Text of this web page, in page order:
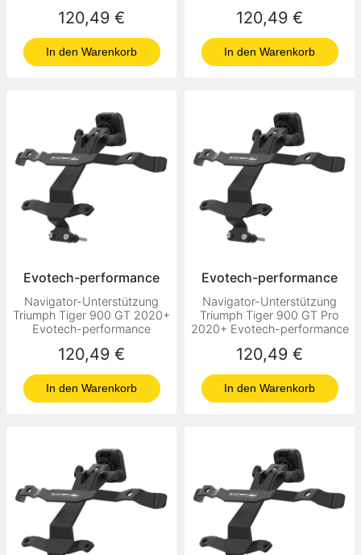
Preis
120,49 €
In den Warenkorb
Preis
120,49 €
In den Warenkorb
Evotech-performance
Navigator-Unterstützung
Triumph Tiger 900 GT 2020+
Evotech-performance
Preis
120,49 €
In den Warenkorb
Evotech-performance
Navigator-Unterstützung
Triumph Tiger 900 GT Pro
2020+ Evotech-performance
Preis
120,49 €
In den Warenkorb